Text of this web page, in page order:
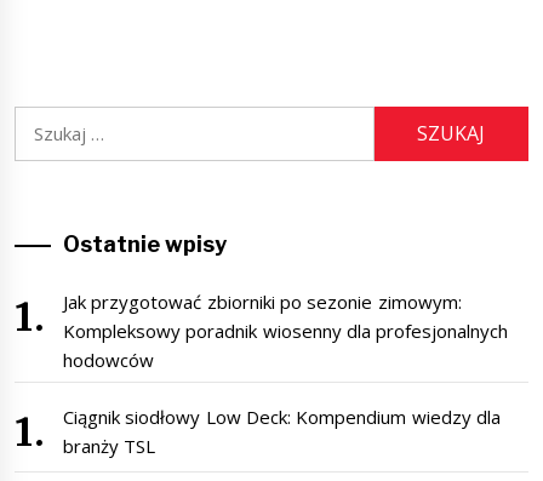
Ostatnie wpisy
Jak przygotować zbiorniki po sezonie zimowym:
Kompleksowy poradnik wiosenny dla profesjonalnych
hodowców
Ciągnik siodłowy Low Deck: Kompendium wiedzy dla
branży TSL